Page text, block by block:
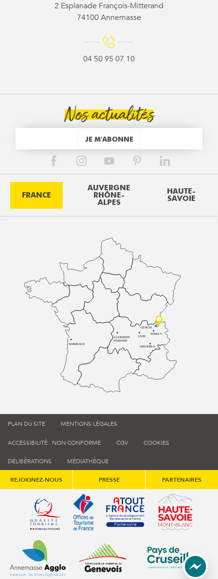
2 Esplanade François-Mitterand
74100 Annemasse
04 50 95 07 10
Nos actualités
JE M'ABONNE
FRANCE
AUVERGNE
RHÔNE-
ALPES
HAUTE-
SAVOIE
BORDEAUX
CLERMONT-
FERRAND
LYON
ANNECY
GRENOBLE
GENÈVE
PLAN DU SITE MENTIONS LÉGALES
ACCESSIBILITÉ : NON CONFORME CGV COOKIES
DÉLIBÉRATIONS MÉDIATHÈQUE
REJOIGNEZ-NOUS PRESSE PARTENAIRES
Qualité tourisme (s'ouvre dans une nouvelle fenêtre)
Office de tourisme de France (s'ouvre
Atout France (s'ouvre dans
Annemasse Agglo (s'ouvre dans une nouvelle fenêtre)
Communauté de communes du
Communauté de